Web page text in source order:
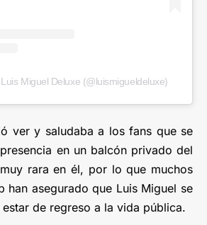
Miguel Deluxe (@luismigueldeluxe)
ver y saludaba a los fans que se
en un balcón privado del
rara en él, por lo que muchos
han asegurado que Luis Miguel se
de regreso a la vida pública.